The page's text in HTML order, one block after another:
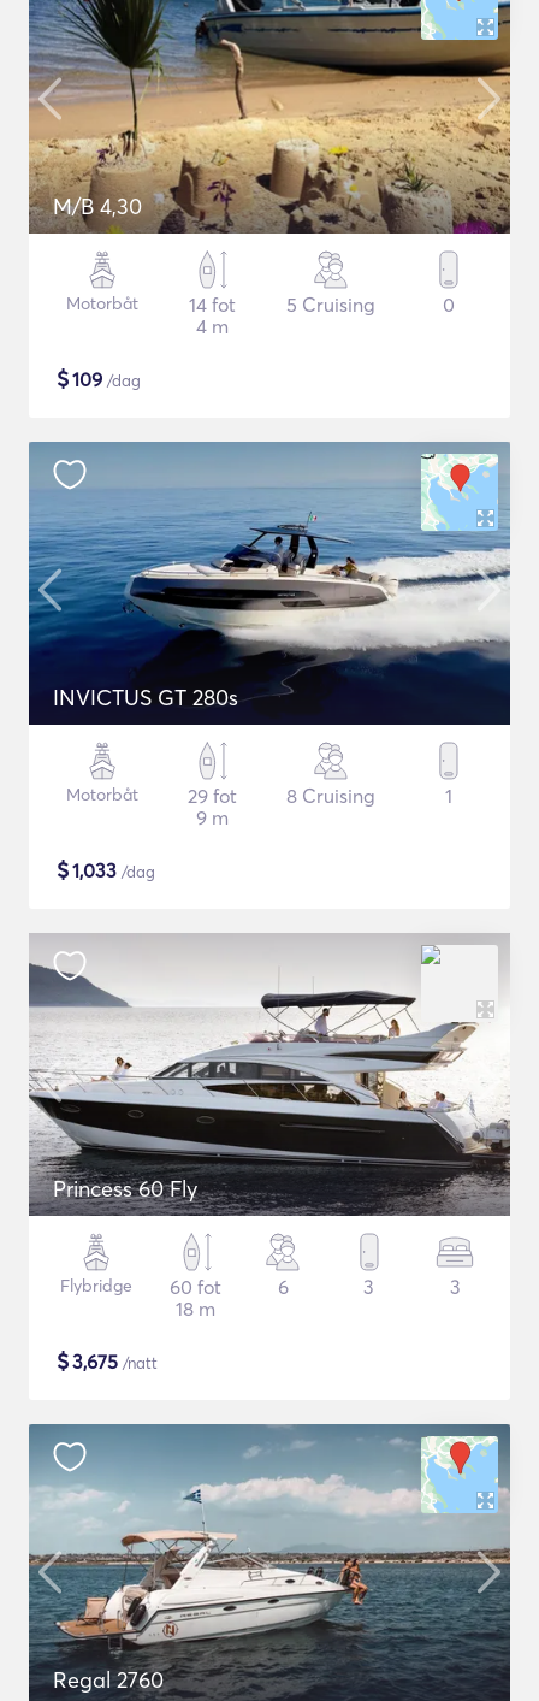
M/B 4,30
Motorbåt
14 fot
4 m
5 Cruising 0
$109 /dag
INVICTUS GT 280s
Motorbåt
29 fot
9 m
8 Cruising 1
$1,033 /dag
Princess 60 Fly
Flybridge
60 fot
18 m
6 3 3
$3,675 /natt
Regal 2760